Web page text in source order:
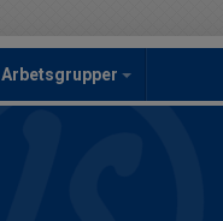
Arbetsgrupper